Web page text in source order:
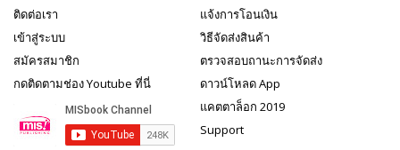
ติดต่อเรา
เข้าสู่ระบบ
สมัครสมาชิก
กดติดตามช่อง Youtube ที่นี่
แจ้งการโอนเงิน
วิธีจัดส่งสินค้า
ตรวจสอบถานะการจัดส่ง
ดาวน์โหลด App
แคตตาล็อก 2019
Support